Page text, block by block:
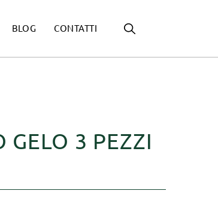
BLOG CONTATTI
GELO 3 PEZZI